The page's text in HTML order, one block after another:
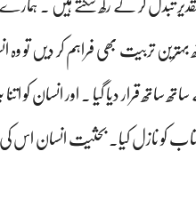
تقدیر تبدل کر کے رکھ سکتے ہیں ۔
تربیت بھی فراہم کر دیں تو وہ
قرار دیا گیا ۔ اور انسان کو اتنا
کتاب کو نازل کیا۔ بحثیت